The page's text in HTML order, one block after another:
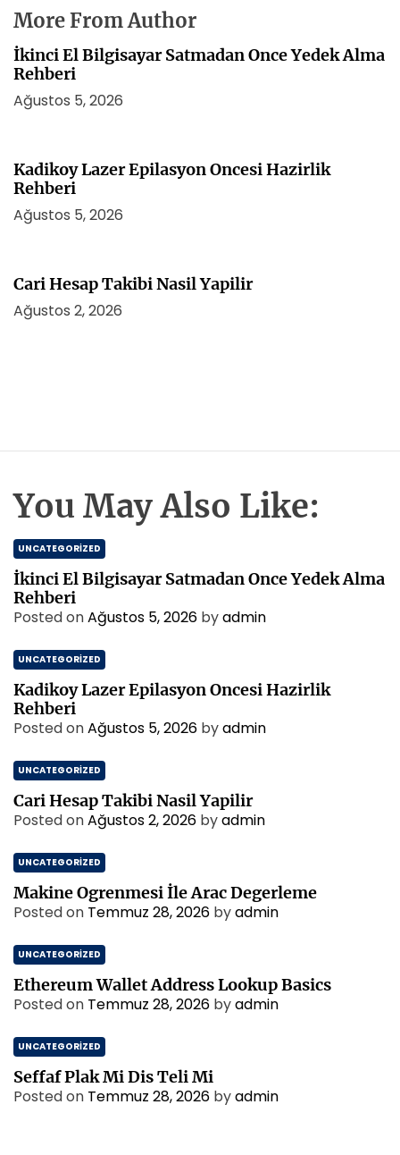
More From Author
İkinci El Bilgisayar Satmadan Once Yedek Alma
Rehberi
Ağustos 5, 2026
Kadikoy Lazer Epilasyon Oncesi Hazirlik
Rehberi
Ağustos 5, 2026
Cari Hesap Takibi Nasil Yapilir
Ağustos 2, 2026
You May Also Like:
UNCATEGORIZED
İkinci El Bilgisayar Satmadan Once Yedek Alma
Rehberi
Posted onAğustos 5, 2026 byadmin
UNCATEGORIZED
Kadikoy Lazer Epilasyon Oncesi Hazirlik
Rehberi
Posted onAğustos 5, 2026 byadmin
UNCATEGORIZED
Cari Hesap Takibi Nasil Yapilir
Posted onAğustos 2, 2026 byadmin
UNCATEGORIZED
Makine Ogrenmesi İle Arac Degerleme
Posted on Temmuz 28, 2026 byadmin
UNCATEGORIZED
Ethereum Wallet Address Lookup Basics
Posted on Temmuz 28, 2026 byadmin
UNCATEGORIZED
Seffaf Plak Mi Dis Teli Mi
Posted on Temmuz 28, 2026 byadmin